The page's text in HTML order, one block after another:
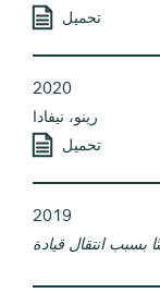
تحميل
2020
رينو، نيفادا
تحميل
2019